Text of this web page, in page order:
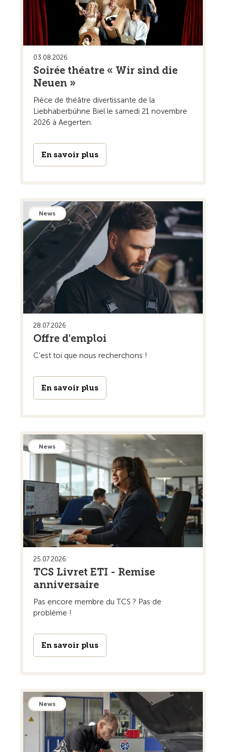
03.08.2026
Soirée théatre « Wir sind die
Neuen »
Pièce de théâtre divertissante de la
Liebhaberbühne Biel le samedi 21 novembre
2026 à Aegerten.
En savoir plus
News
28.07.2026
Offre d'emploi
C'est toi que nous recherchons !
En savoir plus
News
25.07.2026
TCS Livret ETI - Remise
anniversaire
Pas encore membre du TCS ? Pas de
problème !
En savoir plus
News